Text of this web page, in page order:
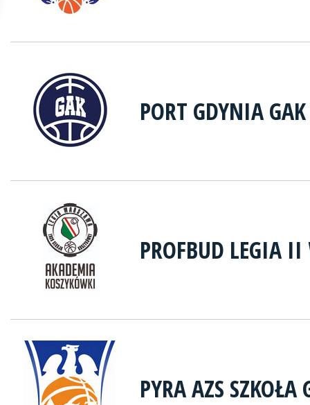
PORT GDYNIA GAK
PROFBUD LEGIA
PYRA AZS